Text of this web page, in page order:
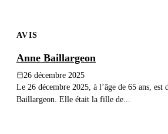
AVIS
Anne Baillargeon
26 décembre 2025
Le 26 décembre 2025, à l’âge de 65 ans, est
Baillargeon. Elle était la fille de...